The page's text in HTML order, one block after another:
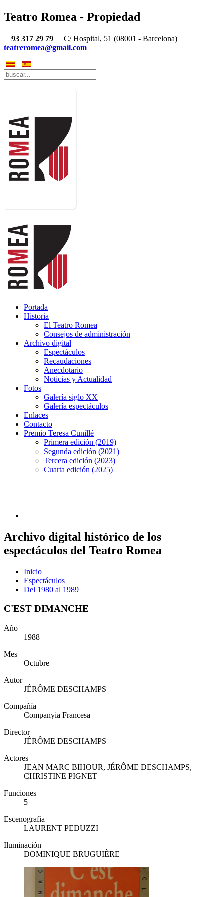
Teatro Romea - Propiedad
93 317 29 79 |
C/ Hospital, 51 (08001 - Barcelona) |
teatreromea@gmail.com
Portada
Historia
El Teatro Romea
Consejos de administración
Archivo digital
Espectáculos
Recaudaciones
Anecdotario
Noticias y Actualidad
Fotos
Galería siglo XX
Galería espectáculos
Enlaces
Contacto
Premio Teresa Cunillé
Primera edición (2019)
Segunda edición (2021)
Tercera edición (2023)
Cuarta edición (2025)
Archivo digital histórico de los
espectáculos del Teatro Romea
Inicio
Espectáculos
Del 1980 al 1989
C'EST DIMANCHE
Año
1988
Mes
Octubre
Autor
JÉRÔME DESCHAMPS
Compañía
Companyia Francesa
Director
JÉRÔME DESCHAMPS
Actores
JEAN MARC BIHOUR, JÉRÔME DESCHAMPS,
CHRISTINE PIGNET
Funciones
5
Escenografia
LAURENT PEDUZZI
Iluminación
DOMINIQUE BRUGUIÈRE